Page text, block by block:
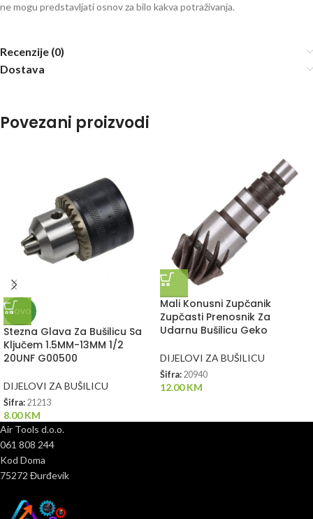
ne mogu predstavljati osnov za bilo kakva potraživanja.
Recenzije (0)
Dostava
Povezani proizvodi
NOVO
Stezna Glava Za Bušilicu Sa
Ključem 1.5MM-13MM 1/2
20UNF G00500
DIJELOVI ZA BUŠILICU
Šifra: 21213
8.00KM
Mali Konusni Zupčanik
Zupčasti Prenosnik Za
Udarnu Bušilicu Geko
DIJELOVI ZA BUŠILICU
Šifra: 20940
12.00KM
Air Tools d.o.o.
061 808 244
Kod Doma
75272 Đurđevik